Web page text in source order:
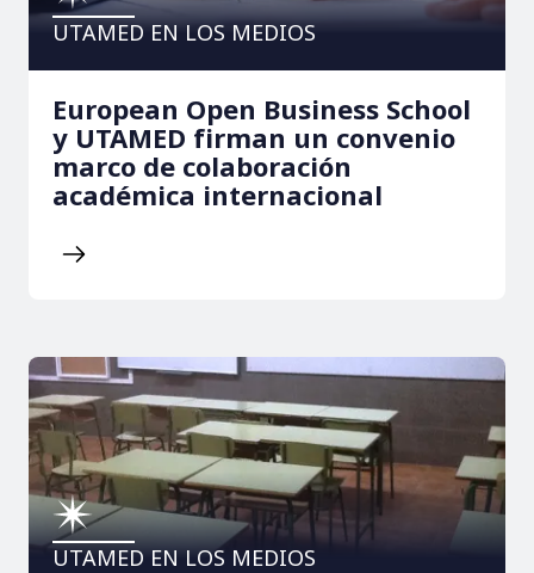
UTAMED EN LOS MEDIOS
European Open Business School
y UTAMED firman un convenio
marco de colaboración
académica internacional
UTAMED EN LOS MEDIOS